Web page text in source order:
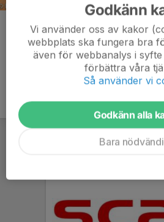
Kommentarer
Godkänn
Vi använder oss av kakor
webbplats ska fungera bra
även för webbanalys i
förbättra våra
Så använder vi
Godkänn alla
Bara